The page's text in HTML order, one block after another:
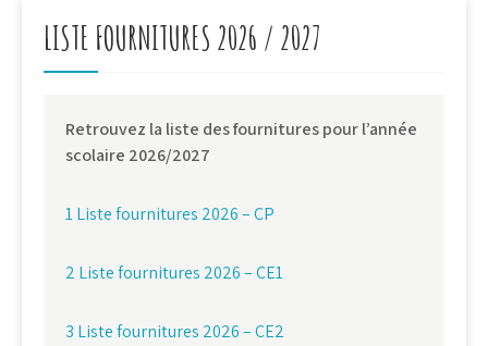
LISTE FOURNITURES 2026 / 2027
Retrouvez la liste des fournitures pour l’année
scolaire 2026/2027
1 Liste fournitures 2026 – CP
2 Liste fournitures 2026 – CE1
3 Liste fournitures 2026 – CE2